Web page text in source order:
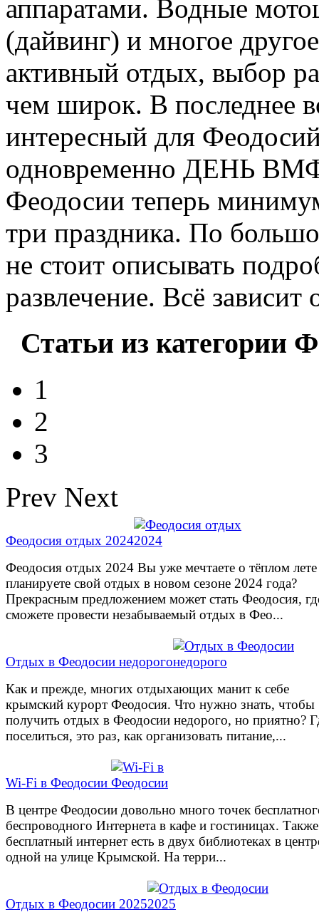
аппаратами. Водные
(дайвинг) и многое
активный отдых, выбор
чем широк. В последнее
интересный для
одновременно ДЕНЬ
Феодосии теперь
три праздника. По
не стоит описывать
развлечение. Всё зависит
Статьи из категории
1
2
3
Prev Next
Феодосия отдых 2024
Феодосия отдых 2024 Вы уже мечтаете о тёплом
планируете свой отдых в новом сезоне 2024 года?
Прекрасным предложением может стать Феодосия,
сможете провести незабываемый отдых в Фео...
Отдых в Феодосии недорого
Как и прежде, многих отдыхающих манит к себе
крымский курорт Феодосия. Что нужно знать, чтобы
получить отдых в Феодосии недорого, но приятно?
поселиться, это раз, как организовать питание,...
Wi-Fi в Феодосии
В центре Феодосии довольно много точек
беспроводного Интернета в кафе и гостиницах. Также
бесплатный интернет есть в двух библиотеках в
одной на улице Крымской. На терри...
Отдых в Феодосии 2025